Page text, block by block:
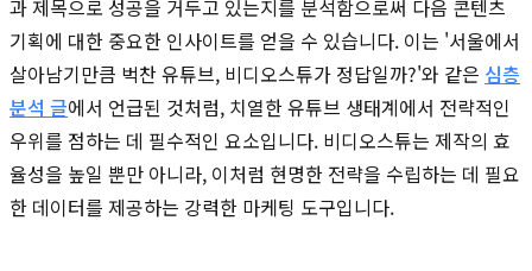
과 제목으로 성공을 거두고 있는지를 분석함으로써 다음 콘텐츠
기획에 대한 중요한 인사이트를 얻을 수 있습니다. 이는 '서울에서
살아남기만큼 벅찬 유튜브, 비디오스튜가 정답일까?'와 같은 심층
분석 글에서 언급된 것처럼, 치열한 유튜브 생태계에서 전략적인
우위를 점하는 데 필수적인 요소입니다. 비디오스튜는 제작의 효
율성을 높일 뿐만 아니라, 이처럼 현명한 전략을 수립하는 데 필요
한 데이터를 제공하는 강력한 마케팅 도구입니다.